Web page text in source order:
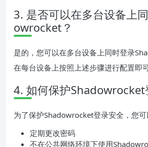
3. 是否可以在多台设备上
owrocket？
是的，您可以在多台设备上同时登录
在每台设备上按照上述步骤进行配置即可
4. 如何保护Shadowrocket
为了保护Shadowrocket登录安全，您可
定期更改密码
不在公共网络环境下使用